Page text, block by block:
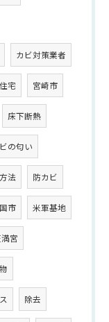
カビ対策業者
宅 宮崎市
床下断熱
の匂い
法 防カビ
市 米軍基地
宮
除去